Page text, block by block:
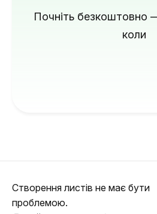
Почніть безкоштовно
коли
Створення листів не має бути
проблемою.